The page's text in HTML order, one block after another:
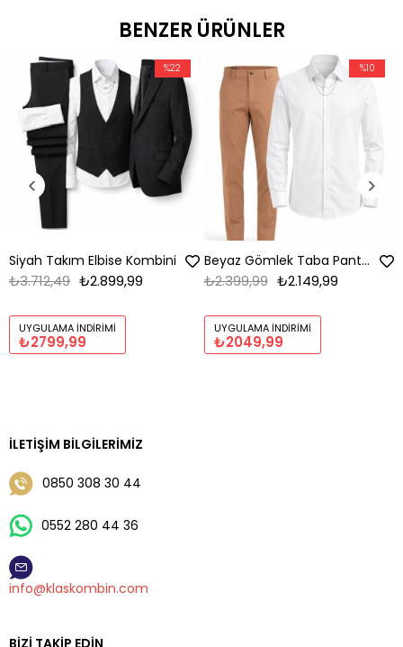
BENZER ÜRÜNLER
Siyah Takım Elbise Kombini
₺2.899,99
₺3.712,49
UYGULAMA İNDIRIMI
₺2799,99
%22
Beyaz Gömlek Taba Pantolon Kombin
₺2.149,99
₺2.399,99
UYGULAMA İNDIRIMI
₺2049,99
%10
İLETIŞIM BILGILERIMIZ
0850 308 30 44
0552 280 44 36
info@klaskombin.com